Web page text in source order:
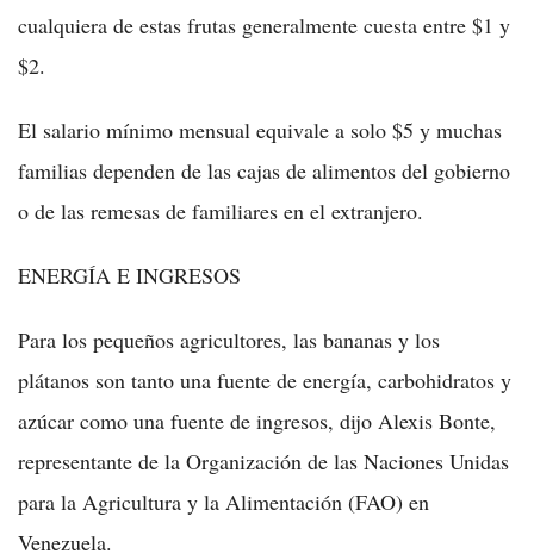
cualquiera de estas frutas generalmente cuesta entre $1 y
$2.
El salario mínimo mensual equivale a solo $5 y muchas
familias dependen de las cajas de alimentos del gobierno
o de las remesas de familiares en el extranjero.
ENERGÍA E INGRESOS
Para los pequeños agricultores, las bananas y los
plátanos son tanto una fuente de energía, carbohidratos y
azúcar como una fuente de ingresos, dijo Alexis Bonte,
representante de la Organización de las Naciones Unidas
para la Agricultura y la Alimentación (FAO) en
Venezuela.